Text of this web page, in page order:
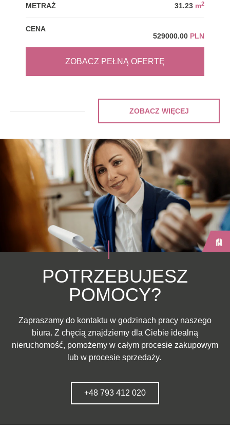
METRAŻ 31.23 m2
CENA
529000.00 PLN
ZOBACZ PEŁNĄ OFERTĘ
ZOBACZ WIĘCEJ
POTRZEBUJESZ
POMOCY?
Zapraszamy do kontaktu w godzinach pracy naszego
biura. Z chęcią znajdziemy dla Ciebie idealną
nieruchomość, pomożemy w całym procesie zakupowym
lub w procesie sprzedaży.
+48 793 412 020